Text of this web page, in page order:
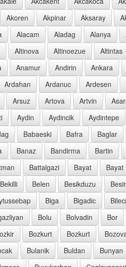
Akoren Akpinar Aksaray
Alacam Aladag Alanya
Altinova Altinoezue Altintas
Anamur Andirin Ankara
Ardahan Ardanuc Ardesen
Arsuz Artova Artvin
Aydin Aydincik Aydintepe
Babaeski Bafra Baglar
Banaz Bandirma Bartin
Battalgazi Bayat Bayat
Bekilli Belen Besikduzu
Biga Bigadic
Bolu Bolvadin Bor
Bozkurt Bozkurt
Bulanik Buldan Bunyan